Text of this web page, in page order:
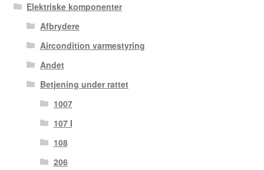
Elektriske komponenter
Afbrydere
Aircondition varmestyring
Andet
Betjening under rattet
1007
107 I
108
206